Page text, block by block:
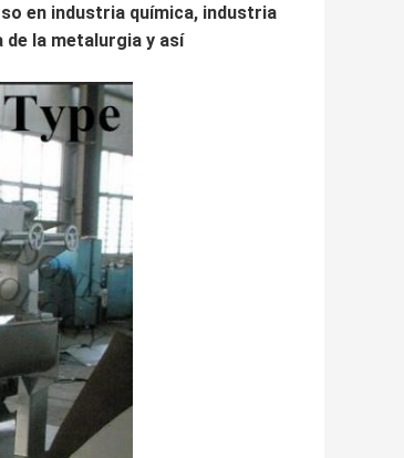
en industria química, industria
la metalurgia y así